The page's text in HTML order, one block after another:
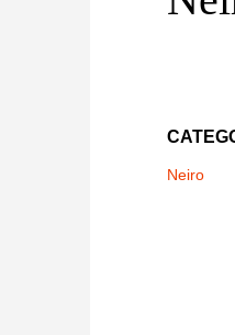
Neiro